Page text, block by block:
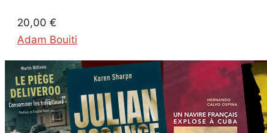
20,00 €
Adam Bouiti